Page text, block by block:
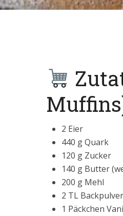
2 Eier
440 g Quark
120 g Zucker
140 g Butter
200 g Mehl
2 TL Backpulver
1 Päckchen